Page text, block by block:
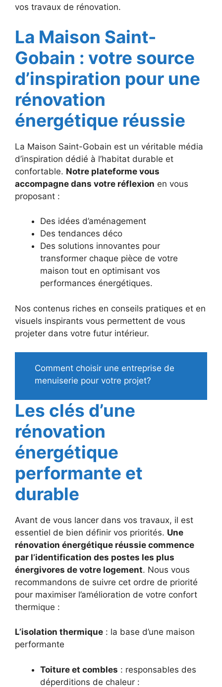
vos travaux de rénovation.
La Maison Saint-
Gobain : votre source
d’inspiration pour une
rénovation
énergétique réussie
La Maison Saint-Gobain est un véritable média
d’inspiration dédié à l’habitat durable et
confortable. Notre plateforme vous
accompagne dans votre réflexion en vous
proposant :
Des idées d’aménagement
Des tendances déco
Des solutions innovantes pour
transformer chaque pièce de votre
maison tout en optimisant vos
performances énergétiques.
Nos contenus riches en conseils pratiques et en
visuels inspirants vous permettent de vous
projeter dans votre futur intérieur.
Comment choisir une entreprise de
menuiserie pour votre projet?
Les clés d’une
rénovation
énergétique
performante et
durable
Avant de vous lancer dans vos travaux, il est
essentiel de bien définir vos priorités. Une
rénovation énergétique réussie commence
par l’identification des postes les plus
énergivores de votre logement. Nous vous
recommandons de suivre cet ordre de priorité
pour maximiser l’amélioration de votre confort
thermique :
L’isolation thermique : la base d’une maison
performante
Toiture et combles : responsables des
déperditions de chaleur :